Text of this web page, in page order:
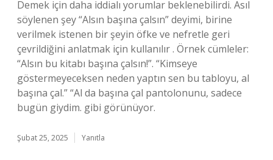
Demek için daha iddialı yorumlar beklenebilirdi. Asıl
söylenen şey “Alsın başına çalsın” deyimi, birine
verilmek istenen bir şeyin öfke ve nefretle geri
çevrildiğini anlatmak için kullanılır . Örnek cümleler:
“Alsın bu kitabı başına çalsın!”. “Kimseye
göstermeyeceksen neden yaptın sen bu tabloyu, al
başına çal.” “Al da başına çal pantolonunu, sadece
bugün giydim. gibi görünüyor.
Şubat 25, 2025 Yanıtla